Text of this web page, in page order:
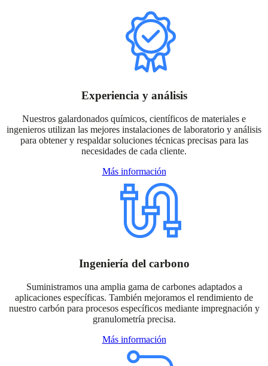
Experiencia y análisis
Nuestros galardonados químicos, científicos de materiales e
ingenieros utilizan las mejores instalaciones de laboratorio y análisis
para obtener y respaldar soluciones técnicas precisas para las
necesidades de cada cliente.
Más información
Ingeniería del carbono
Suministramos una amplia gama de carbones adaptados a
aplicaciones específicas. También mejoramos el rendimiento de
nuestro carbón para procesos específicos mediante impregnación y
granulometría precisa.
Más información